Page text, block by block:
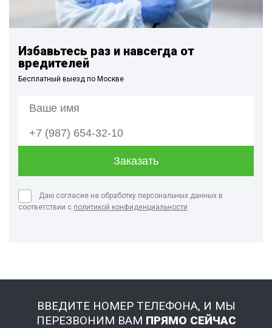
Избавьтесь раз и навсегда от
вредителей
Бесплатный выезд по Москве
Даю согласие на обработку персональных данных в
соответствии с политикой конфиденциальности
ВВЕДИТЕ НОМЕР ТЕЛЕФОНА, И МЫ
ПЕРЕЗВОНИМ ВАМ ПРЯМО СЕЙЧАС